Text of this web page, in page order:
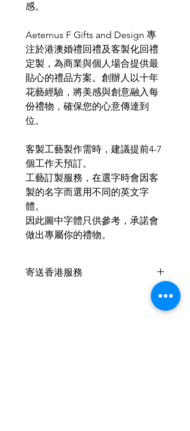
感。
Aeternus F Gifts and Design 專
注於港澳婚禮回禮及客製化回禮
定製，為商業與個人場合提供最
貼心的禮品方案。創辦人以十年
花藝經驗，將美感與創意融入每
份禮物，確保您的心意傳達到
位。
客製工藝製作需時，建議提前4-7
個工作天預訂。
工藝訂製服務，在選字時會因客
製的名字而選用不同的英文字
體。
因此圖中字體只供參考，承諾會
做出專屬你的禮物。
寄送香港服務
此產品 +HKD10 可以寄香港🇭🇰
，香港客戶可以於支付時在備註內